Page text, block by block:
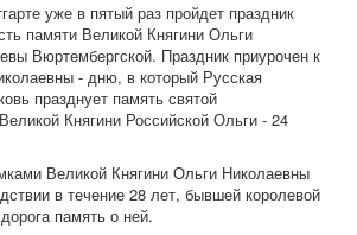
уже в пятый раз пройдет праздник
памяти Великой Княгини Ольги
Вюртембергской. Праздник приурочен к
- дню, в который Русская
празднует память святой
Княгини Российской Ольги - 24
Великой Княгини Ольги Николаевны
в течение 28 лет, бывшей королевой
память о ней.